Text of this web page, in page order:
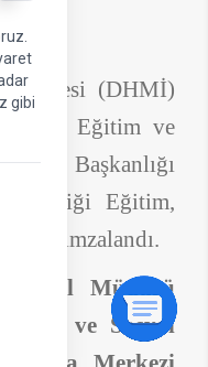
gibi
(DHMİ)
Eğitim ve
Başkanlığı
Güvenliği Eğitim,
imzalandı.
Genel Müdürü
ve Sosyal